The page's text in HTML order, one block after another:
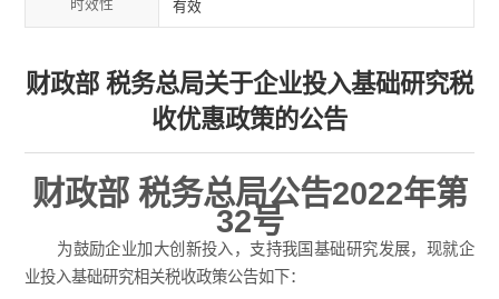
时效性 有效
财政部 税务总局关于企业投入基础研究税
收优惠政策的公告
财政部 税务总局公告2022年第
32号
为鼓励企业加大创新投入，支持我国基础研究发展，现就企
业投入基础研究相关税收政策公告如下：